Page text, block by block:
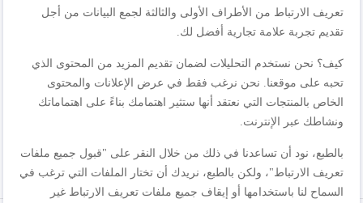
المراجعة
تعريف الارتباط من الأطراف الأولى والثالثة لجمع البيانات من أجل
تقديم تجربة علامة تجارية أفضل لك.
كيف؟ نحن نستخدم التحليلات لضمان تقديم المزيد من المحتوى الذي
تحبه على موقعنا. نحن نرغب فقط في عرض الإعلانات والمحتوى
الخاص بالمنتجات التي نعتقد أنها ستثير اهتمامك بناءً على اهتماماتك
ونشاطك عبر الإنترنت.
بالطبع، نود أن تساعدنا في ذلك من خلال النقر على "قبول جميع ملفات
تعريف الارتباط"، ولكن بالطبع، نريدك أن تختار الملفات التي ترغب في
السماح لنا باستخدامها أو إيقاف جميع ملفات تعريف الارتباط غير